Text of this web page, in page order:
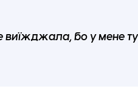
виїжджала, бо у мене